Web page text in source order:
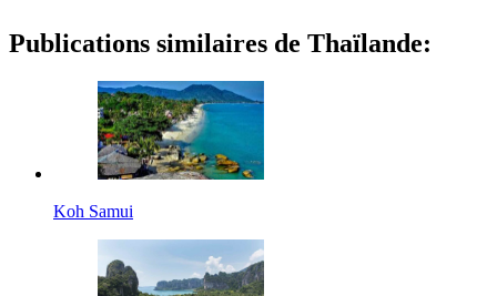
Publications similaires de Thaïlande:
Koh Samui